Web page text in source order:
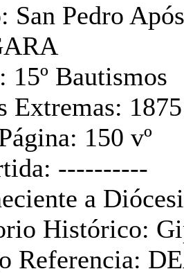
San Pedro
Bautismos
Extremas:
150 vº
----------
a
Histórico:
Referencia: